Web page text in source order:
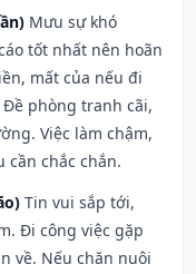
Mưu sự khó
tốt nhất nên hoãn
mất của nếu đi
phòng tranh cãi,
Việc làm chậm,
cần chắc chắn.
Tin vui sắp tới,
Đi công việc gặp
về. Nếu chăn nuôi